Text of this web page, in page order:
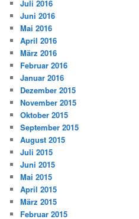
Juli 2016
Juni 2016
Mai 2016
April 2016
März 2016
Februar 2016
Januar 2016
Dezember 2015
November 2015
Oktober 2015
September 2015
August 2015
Juli 2015
Juni 2015
Mai 2015
April 2015
März 2015
Februar 2015